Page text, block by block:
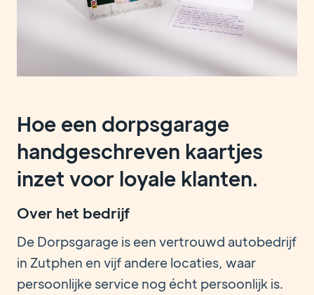
Hoe een dorpsgarage
handgeschreven kaartjes
inzet voor loyale klanten.
Over het bedrijf
De Dorpsgarage is een vertrouwd autobedrijf
in Zutphen en vijf andere locaties, waar
persoonlijke service nog écht persoonlijk is.